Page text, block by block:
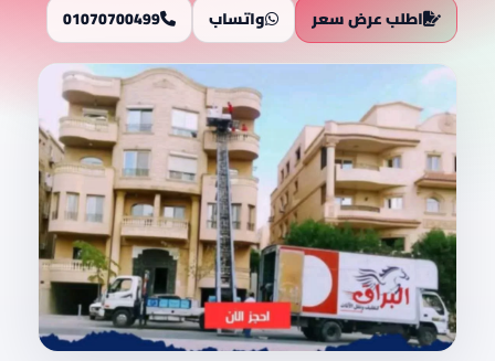
اطلب عرض سعر واتساب 01070700499